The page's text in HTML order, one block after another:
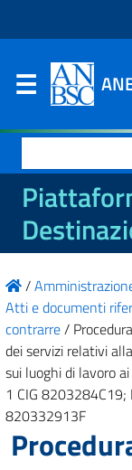
per:
/
Atti e documenti
contrarre/
dei servizi relativi
sui luoghi di lavoro
1 CIG
820332913F